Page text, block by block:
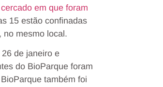
em que foram
15 estão confinadas
no mesmo local.
de janeiro e
do BioParque foram
também foi